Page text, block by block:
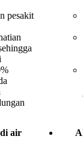
pesakit
air